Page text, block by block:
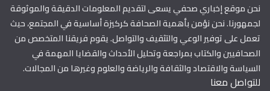
نحن موقع إخباري صحفي يسعى لتقديم المعلومات الدقيقة والموثوقة
لجمهورنا. نحن نؤمن بأهمية الصحافة كركيزة أساسية في المجتمع، حيث
تعمل على توفير الوعي والتثقيف والتواصل. يقوم فريقنا المتخصص من
الصحافيين والكتاب بمراجعة وتحليل الأحداث والقضايا المهمة في
السياسة والاقتصاد والثقافة والرياضة والعلوم وغيرها من المجالات.
للتواصل معنا